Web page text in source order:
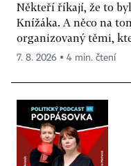
Někteří říkají, že to
Knížáka. A něco na
organizovaný těmi,
7. 8. 2026 ▪ 4 min. čtení